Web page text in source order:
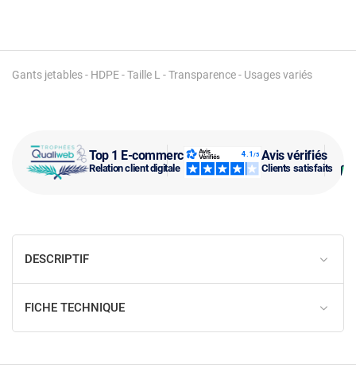
Top 1 E-commerce
Relation client digitale
Avis vérifiés
Clients satisfaits
Gants jetables - HDPE - Taille L - Transparence - Usages variés
DESCRIPTIF
FICHE TECHNIQUE